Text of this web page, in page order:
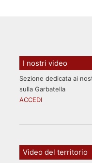
I nostri video
Sezione dedicata ai
sulla Garbatella
ACCEDI
Video del territorio